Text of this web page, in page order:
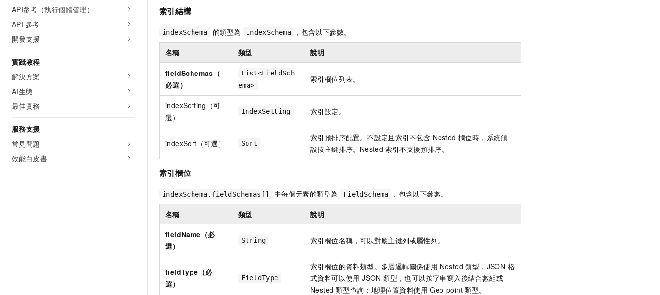
API參考（執行個體管理）
API 參考
開發支援
實踐教程
解決方案
AI生態
最佳實務
服務支援
常見問題
效能白皮書
索引結構
indexSchema 的類型為 IndexSchema ，包含以下參數。
名稱 類型 說明
fieldSchemas（
必選）
List<FieldSch
ema>
索引欄位列表。
indexSetting（可
選）
IndexSetting 索引設定。
indexSort（可選） Sort
索引預排序配置。不設定且索引不包含 Nested 欄位時，系統預
設按主鍵排序。Nested 索引不支援預排序。
索引欄位
indexSchema.fieldSchemas[] 中每個元素的類型為 FieldSchema ，包含以下參數。
名稱 類型 說明
fieldName（必
選）
String 索引欄位名稱，可以對應主鍵列或屬性列。
fieldType（必
選）
FieldType
索引欄位的資料類型。多層邏輯關係使用 Nested 類型，JSON 格
式資料可以使用 JSON 類型，也可以按字串寫入後結合數組或
Nested 類型查詢；地理位置資料使用 Geo-point 類型。